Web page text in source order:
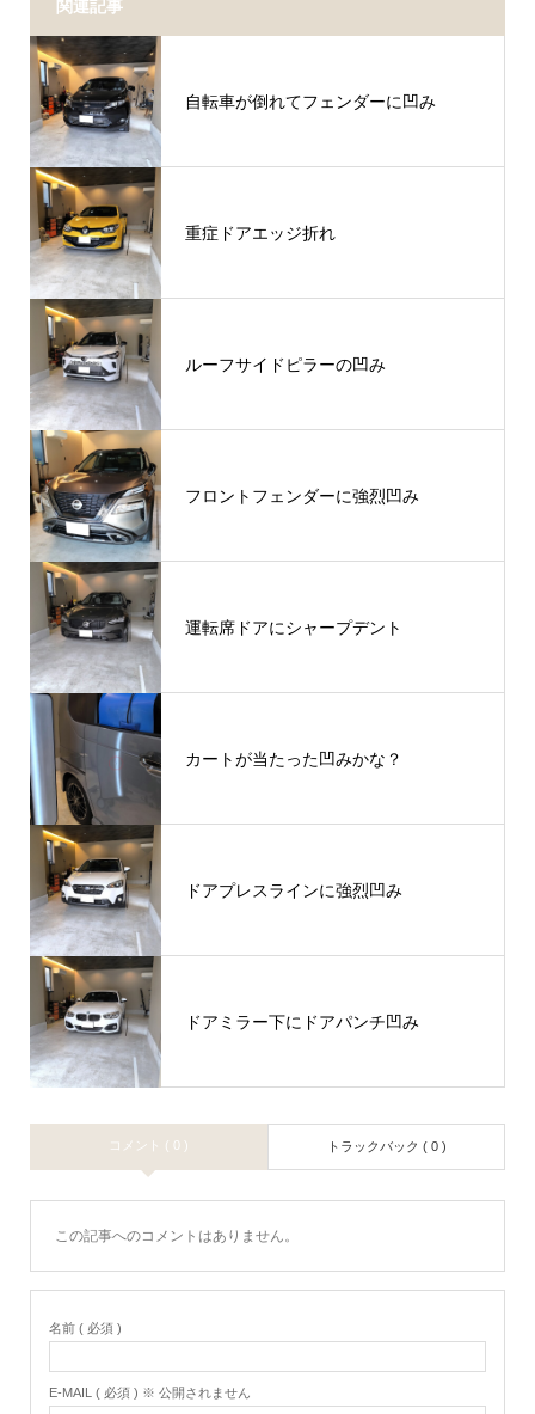
関連記事
自転車が倒れてフェンダーに凹み
重症ドアエッジ折れ
ルーフサイドピラーの凹み
フロントフェンダーに強烈凹み
運転席ドアにシャープデント
カートが当たった凹みかな？
ドアプレスラインに強烈凹み
ドアミラー下にドアパンチ凹み
コメント ( 0 ) トラックバック ( 0 )
この記事へのコメントはありません。
名前 ( 必須 )
E-MAIL ( 必須 ) ※ 公開されません